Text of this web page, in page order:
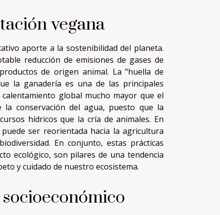
vegana
aporte a la sostenibilidad del planeta.
reducción de emisiones de gases de
de origen animal. La "huella de
la ganadería es una de las principales
global mucho mayor que el
la conservación del agua, puesto que la
hídricos que la cría de animales. En
ser reorientada hacia la agricultura
En conjunto, estas prácticas
ecológico, son pilares de una tendencia
y cuidado de nuestro ecosistema.